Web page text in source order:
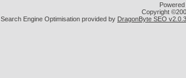
Copyright
Search Engine Optimisation provided by DragonByte SEO